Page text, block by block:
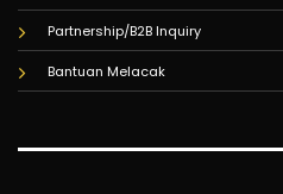
Partnership/B2B Inquiry
Bantuan Melacak